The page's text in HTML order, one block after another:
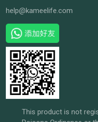
help@kameelife.com
This product is not